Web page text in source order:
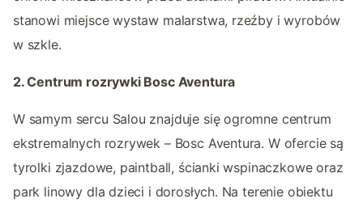
stanowi miejsce wystaw malarstwa, rzeźby i wyrobów
w szkle.
2. Centrum rozrywki Bosc Aventura
W samym sercu Salou znajduje się ogromne centrum
ekstremalnych rozrywek – Bosc Aventura. W ofercie są
tyrolki zjazdowe, paintball, ścianki wspinaczkowe oraz
park linowy dla dzieci i dorosłych. Na terenie obiektu